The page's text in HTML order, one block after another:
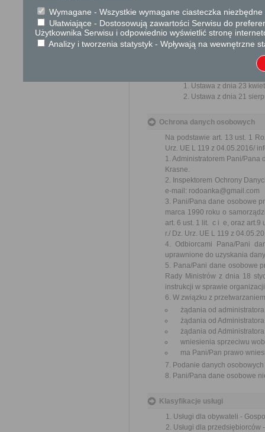
Przedmiotem wniosku
usprawnienie pracy i
Organ właściwy dla
miesiąca.
Ustawa z dnia 23
Ustawa z dnia 21
Ochrona danych osobowych
Na podstawie art. 13 ust. 1
Urz. UE L 119 z 04.05.2016/
1. Administratorem Pani/Pana
Krasne.
2. Inspektorem Ochrony
e-mail: rodoanka@gmail.com
3. Pani/Pana dane osobowe
marca 1990 roku o
art. 6 ust. 1 lit. c i e, oraz art.9
r./ Dz. Urz. UE L 119 z
4. Odbiorcami Pana/Pani
uprawnione do uzyskania
5. Pana/Pani dane osobowe
Rady Ministrów z dnia 18
instrukcji w sprawie
6. W związku z
żądania od
żądania od
żądania od
wniesienia sprzeciwu
ma Pani/Pan prawo
7. Podanie danych
8. Pani/Pana dane osobowe
Klasyfikacje usługi
Usługi dla obywateli -
Usługi dla
Wymagane - Wszystkie wymagane ciasteczka
Ułatwiające - Dostosowują zawartości Serwisu do
Użytkownika Serwisu i odpowiednio wyświetlić stronę
Analizy i tworzenia statystyk - Wpływają na wewnętrzne